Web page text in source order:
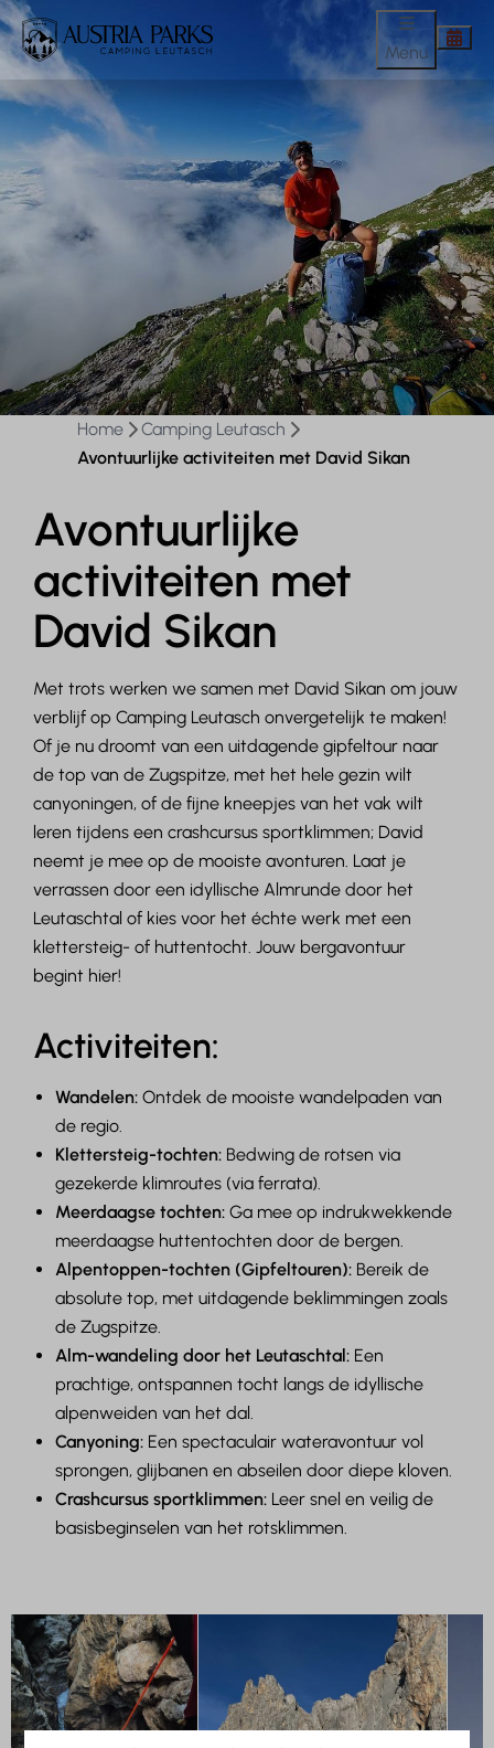
Menu
Home
Camping Leutasch
Avontuurlijke activiteiten met David Sikan
Avontuurlijke
activiteiten met
David Sikan
Met trots werken we samen met David Sikan om jouw
verblijf op Camping Leutasch onvergetelijk te maken!
Of je nu droomt van een uitdagende gipfeltour naar
de top van de Zugspitze, met het hele gezin wilt
canyoningen, of de fijne kneepjes van het vak wilt
leren tijdens een crashcursus sportklimmen; David
neemt je mee op de mooiste avonturen. Laat je
verrassen door een idyllische Almrunde door het
Leutaschtal of kies voor het échte werk met een
klettersteig- of huttentocht. Jouw bergavontuur
begint hier!
Activiteiten:
Wandelen: Ontdek de mooiste wandelpaden van
de regio.
Klettersteig-tochten: Bedwing de rotsen via
gezekerde klimroutes (via ferrata).
Meerdaagse tochten: Ga mee op indrukwekkende
meerdaagse huttentochten door de bergen.
Alpentoppen-tochten (Gipfeltouren): Bereik de
absolute top, met uitdagende beklimmingen zoals
de Zugspitze.
Alm-wandeling door het Leutaschtal: Een
prachtige, ontspannen tocht langs de idyllische
alpenweiden van het dal.
Canyoning: Een spectaculair wateravontuur vol
sprongen, glijbanen en abseilen door diepe kloven.
Crashcursus sportklimmen: Leer snel en veilig de
basisbeginselen van het rotsklimmen.